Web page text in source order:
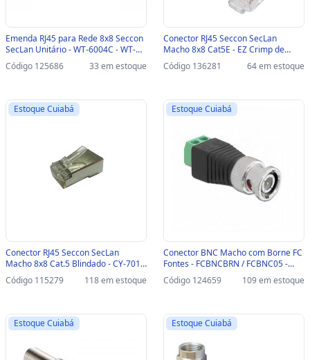
Emenda RJ45 para Rede 8x8 Seccon
SecLan Unitário - WT-6004C - WT-
6004C
Código 125686 33 em estoque
Conector RJ45 Seccon SecLan
Macho 8x8 Cat5E - EZ Crimp de
Passagem Vazado - WT-6086-A -
Pacote com 100 unidades - WT-
Código 136281 64 em estoque
Estoque Cuiabá
Conector RJ45 Seccon SecLan
Macho 8x8 Cat.5 Blindado - CY-7014
- Pacote com 100 unidades - CY-
7014
Código 115279 118 em estoque
Estoque Cuiabá
Conector BNC Macho com Borne FC
Fontes - FCBNCBRN / FCBNC05 -
FCBNCBRN / FCBNC05
Código 124659 109 em estoque
Estoque Cuiabá Estoque Cuiabá